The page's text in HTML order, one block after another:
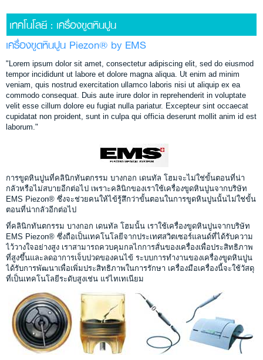
เทคโนโลยี : เครื่องขูดหินปูน
เครื่องขูดหินปูน Piezon® by EMS
"Lorem ipsum dolor sit amet, consectetur adipiscing elit, sed do eiusmod
tempor incididunt ut labore et dolore magna aliqua. Ut enim ad minim
veniam, quis nostrud exercitation ullamco laboris nisi ut aliquip ex ea
commodo consequat. Duis aute irure dolor in reprehenderit in voluptate
velit esse cillum dolore eu fugiat nulla pariatur. Excepteur sint occaecat
cupidatat non proident, sunt in culpa qui officia deserunt mollit anim id est
laborum."
การขูดหินปูนที่คลินิกทันตกรรม บางกอก เดนทัล โฮมจะไม่ใช่ขั้นตอนที่น่า
กลัวหรือไม่สบายอีกต่อไป เพราะคลินิกของเราใช้เครื่องขูดหินปูนจากบริษัท
EMS Piezon® ซึ่งจะช่วยคนให้ไข้รู้สึกว่าขั้นตอนในการขูดหินปูนนั้นไม่ใช่ขั้น
ตอนที่น่ากลัวอีกต่อไป
ที่คลินิกทันตกรรม บางกอก เดนทัล โฮมนั้น เราใช้เครื่องขูดหินปูนจากบริษัท
EMS Piezon® ซึ่งถือเป็นเทคโนโลยีจากประเทศสวิตเซอร์แลนด์ที่ได้รับความ
ไว้วางใจอย่างสูง เราสามารถควบคุมกลไกการสั่นของเครื่องเพื่อประสิทธิภาพ
ที่สูงขึ้นและลดอาการเจ็บปวดของคนไข้ ระบบการทำงานของเครื่องขูดหินปูน
ได้รับการพัฒนาเพื่อเพิ่มประสิทธิภาพในการรักษา เครื่องมือเครื่องนี้จะใช้วัสดุ
ที่เป็นเทคโนโลยีระดับสูงเช่น แร่ไทเทเนียม